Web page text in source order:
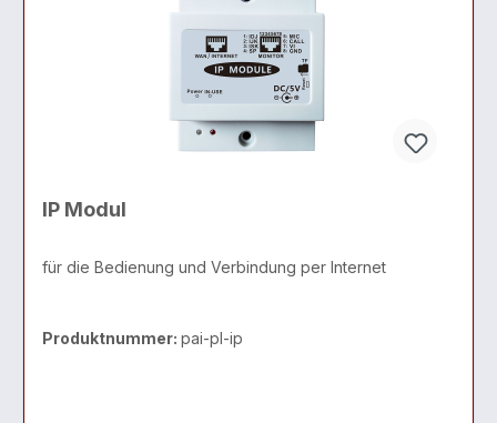
IP Modul
für die Bedienung und Verbindung per Internet
Produktnummer: pai-pl-ip